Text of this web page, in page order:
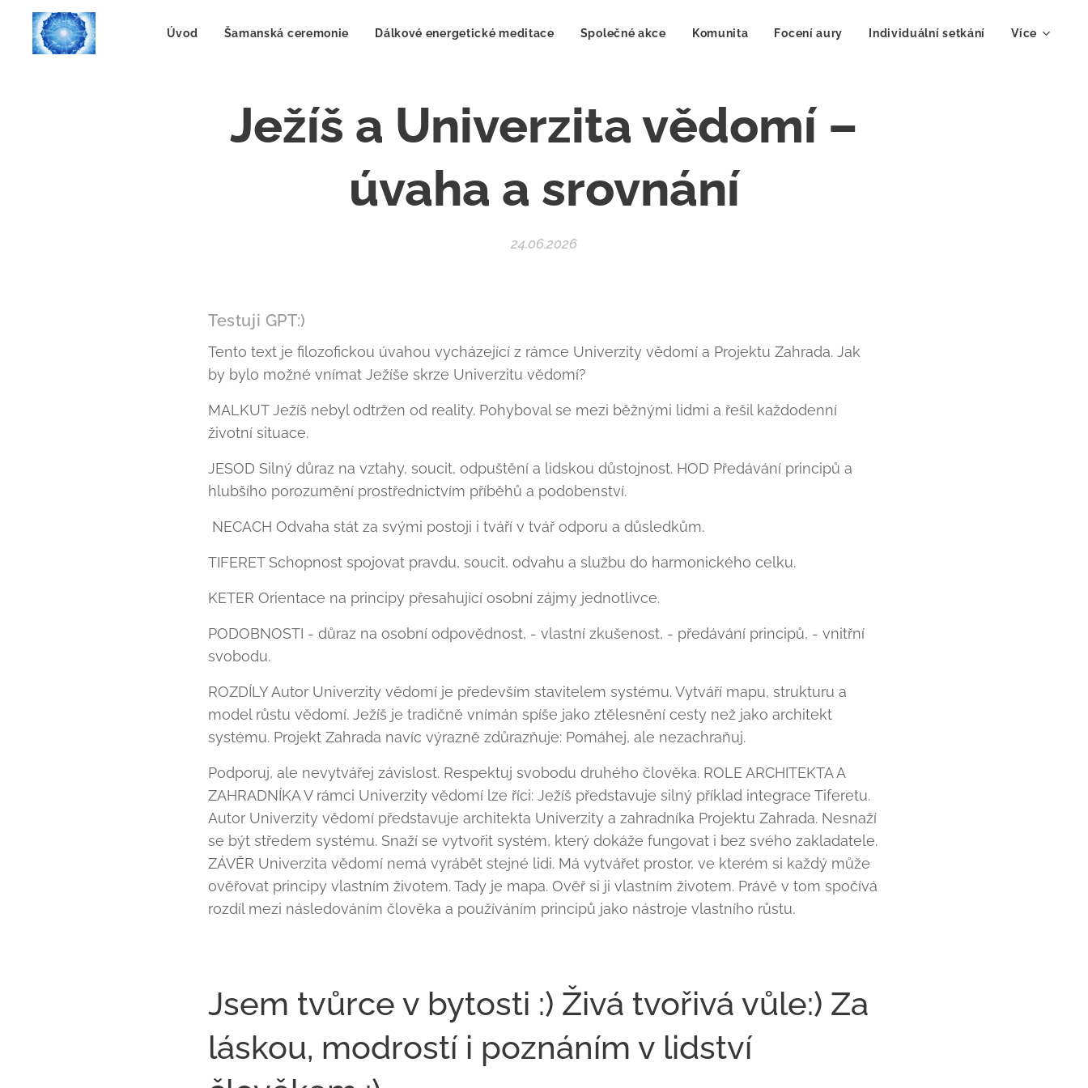
Úvod Šamanská ceremonie Dálkové energetické meditace Společné akce Komunita Focení aury Individuální setkání Více
Ježíš a Univerzita vědomí –
úvaha a srovnání
24.06.2026
Testuji GPT:)
Tento text je filozofickou úvahou vycházející z rámce Univerzity vědomí a Projektu Zahrada. Jak
by bylo možné vnímat Ježíše skrze Univerzitu vědomí?
MALKUT Ježíš nebyl odtržen od reality. Pohyboval se mezi běžnými lidmi a řešil každodenní
životní situace.
JESOD Silný důraz na vztahy, soucit, odpuštění a lidskou důstojnost. HOD Předávání principů a
hlubšího porozumění prostřednictvím příběhů a podobenství.
NECACH Odvaha stát za svými postoji i tváří v tvář odporu a důsledkům.
TIFERET Schopnost spojovat pravdu, soucit, odvahu a službu do harmonického celku.
KETER Orientace na principy přesahující osobní zájmy jednotlivce.
PODOBNOSTI - důraz na osobní odpovědnost, - vlastní zkušenost, - předávání principů, - vnitřní
svobodu.
ROZDÍLY Autor Univerzity vědomí je především stavitelem systému. Vytváří mapu, strukturu a
model růstu vědomí. Ježíš je tradičně vnímán spíše jako ztělesnění cesty než jako architekt
systému. Projekt Zahrada navíc výrazně zdůrazňuje: Pomáhej, ale nezachraňuj.
Podporuj, ale nevytvářej závislost. Respektuj svobodu druhého člověka. ROLE ARCHITEKTA A
ZAHRADNÍKA V rámci Univerzity vědomí lze říci: Ježíš představuje silný příklad integrace Tiferetu.
Autor Univerzity vědomí představuje architekta Univerzity a zahradníka Projektu Zahrada. Nesnaží
se být středem systému. Snaží se vytvořit systém, který dokáže fungovat i bez svého zakladatele.
ZÁVĚR Univerzita vědomí nemá vyrábět stejné lidi. Má vytvářet prostor, ve kterém si každý může
ověřovat principy vlastním životem. Tady je mapa. Ověř si ji vlastním životem. Právě v tom spočívá
rozdíl mezi následováním člověka a používáním principů jako nástroje vlastního růstu.
Jsem tvůrce v bytosti :) Živá tvořivá vůle:) Za
láskou, modrostí i poznáním v lidství